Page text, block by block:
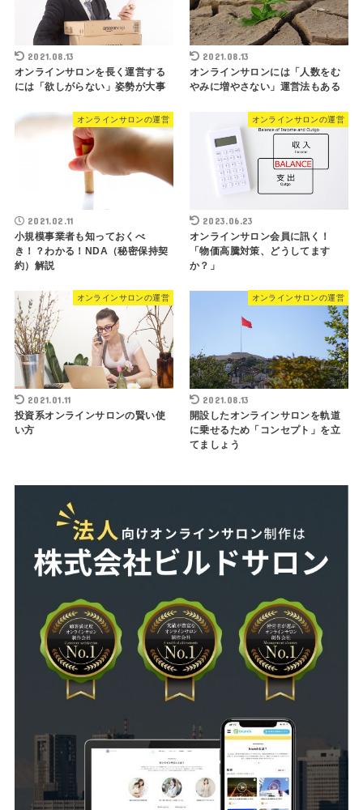
2021.08.13
オンラインサロンを長く運営する
には「欲しがらない」姿勢が大事
2021.08.13
オンラインサロンには「人数をむ
やみに増やさない」運営法もある
オンラインサロンの運営
2021.02.11
小規模事業者も知っておくべ
き！？わかる！NDA（秘密保持契
約）解説
オンラインサロンの運営
2023.06.23
オンラインサロン会員に訊く！
「物価高騰対策、どうしてます
か？」
オンラインサロンの運営
2021.01.11
投資系オンラインサロンの賢い使
い方
オンラインサロンの運営
2021.08.13
開設したオンラインサロンを軌道
に乗せるため「コンセプト」を立
てましょう